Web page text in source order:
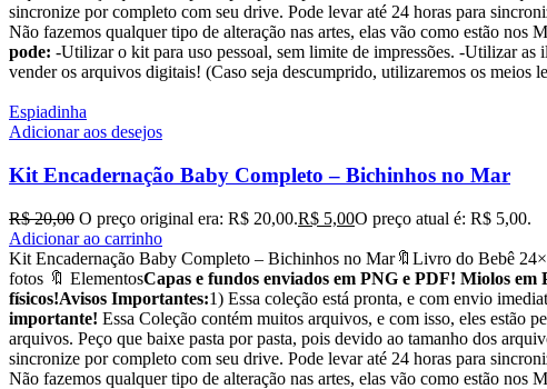
sincronize por completo com seu drive. Pode levar até 24 horas para
Não fazemos qualquer tipo de alteração nas artes, elas vão como estão
pode: -Utilizar o kit para uso pessoal, sem limite de impressões. -Utilizar as
vender os arquivos digitais! (Caso seja descumprido, utilizaremos os
Espiadinha
Adicionar aos desejos
Kit Encadernação Baby Completo – Bichinhos no Mar
R$20,00 O preço original era: R$ 20,00.R$ 5,00O preço atual é: R$ 5,00.
Adicionar ao carrinho
Kit Encadernação Baby Completo – Bichinhos no Mar🔖Livro do Bebê
fotos 🔖 ElementosCapas e fundos enviados em PNG e PDF! Miolos
físicos!Avisos Importantes:1) Essa coleção está pronta, e com envio
importante! Essa Coleção contém muitos arquivos, e com isso, eles estão
arquivos. Peço que baixe pasta por pasta, pois devido ao tamanho dos
sincronize por completo com seu drive. Pode levar até 24 horas para
Não fazemos qualquer tipo de alteração nas artes, elas vão como estão